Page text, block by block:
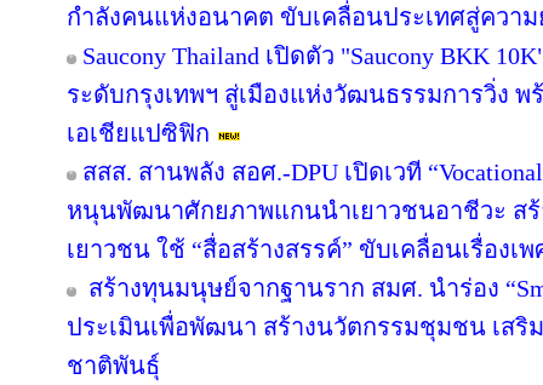
กำลังคนแห่งอนาคต ขับเคลื่อนประเทศสู่ควา
Saucony Thailand เปิดตัว "Saucony BKK
ระดับกรุงเทพฯ สู่เมืองแห่งวัฒนธรรมการวิ่ง พ
เอเชียแปซิฟิก
สสส. สานพลัง สอศ.-DPU เปิดเวที “Vocational
หนุนพัฒนาศักยภาพแกนนำเยาวชนอาชีวะ ส
เยาวชน ใช้ “สื่อสร้างสรรค์” ขับเคลื่อนเรื่องเ
สร้างทุนมนุษย์จากฐานราก สมศ. นำร่อง
ประเมินเพื่อพัฒนา สร้างนวัตกรรมชุมชน เส
ชาติพันธุ์